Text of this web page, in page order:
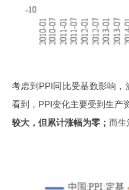
考虑到PPI同比受基数影响
看到，PPI变化主要受到生产
较大，但累计涨幅为零； 而生